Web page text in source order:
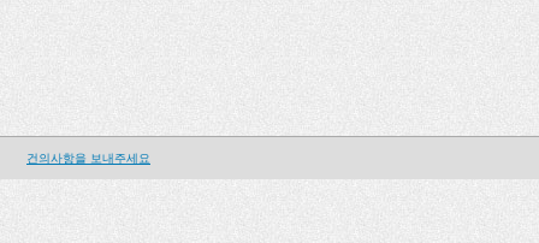
건의사항을 보내주세요